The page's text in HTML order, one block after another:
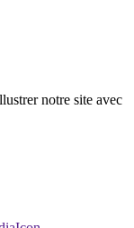
notre site avec